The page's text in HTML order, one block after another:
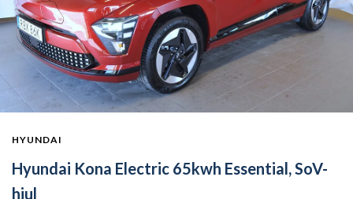
HYUNDAI
Hyundai Kona Electric 65kwh Essential, SoV-
hjul